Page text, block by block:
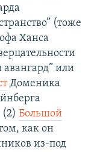
(тоже
Ханса
или
Доменика
Большой
как он
из-под